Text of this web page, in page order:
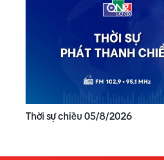
Thời sự chiều 05/8/2026